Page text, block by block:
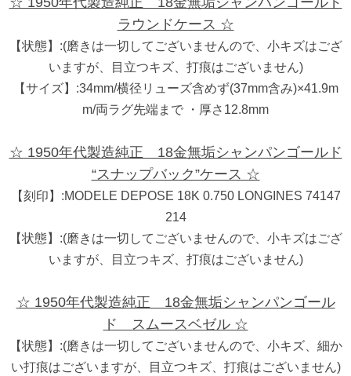
ラウンドケース ☆
【状態】:(磨きは一切してございませんので、小キズはござ
いますが、目立つキズ、打痕はございません)
【サイズ】:34mm/横径リューズ含めず(37mm含み)×41.9m
m/両ラグ先端まで ・厚さ12.8mm
☆ 1950年代製造純正 18金無垢シャンパンゴールド
“スナップバック”ケース ☆
【刻印】:MODELE DEPOSE 18K 0.750 LONGINES 74147
214
【状態】:(磨きは一切してございませんので、小キズはござ
いますが、目立つキズ、打痕はございません)
☆ 1950年代製造純正 18金無垢シャンパンゴール
ド スムースベゼル ☆
【状態】:(磨きは一切してございませんので、小キズ、細か
い打痕はございますが、目立つキズ、打痕はございません)